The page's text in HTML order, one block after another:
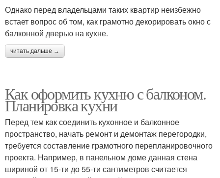
Однако перед владельцами таких квартир неизбежно
встает вопрос об том, как грамотно декорировать окно с
балконной дверью на кухне.
читать дальше →
Как оформить кухню с балконом.
Планировка кухни
Перед тем как соединить кухонное и балконное
пространство, начать ремонт и демонтаж перегородки,
требуется составление грамотного перепланировочного
проекта. Например, в панельном доме данная стена
шириной от 15-ти до 55-ти сантиметров считается